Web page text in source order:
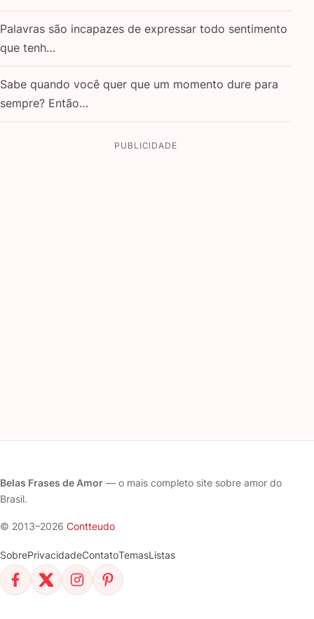
Palavras são incapazes de expressar todo sentimento
que tenh…
Sabe quando você quer que um momento dure para
sempre? Então…
PUBLICIDADE
Belas Frases de Amor — o mais completo site sobre amor do
Brasil.
© 2013–2026 Contteudo
SobrePrivacidadeContatoTemasListas